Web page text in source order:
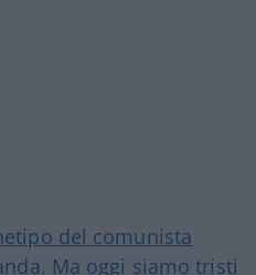
del comunista
Ma oggi siamo tristi